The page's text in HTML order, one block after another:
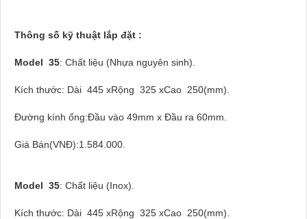
Thông số kỹ thuật lắp đặt :
Model 35: Chất liệu (Nhựa nguyên sinh).
Kích thước: Dài 445 xRộng 325 xCao 250(mm).
Đường kính ống:Đầu vào 49mm x Đầu ra 60mm.
Giá Bán(VNĐ):1.584.000.
Model 35: Chất liệu (Inox).
Kích thước: Dài 445 xRộng 325 xCao 250(mm).